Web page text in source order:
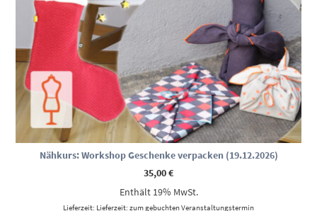
Nähkurs: Workshop Geschenke verpacken (19.12.2026)
35,00€
Enthält 19% MwSt.
Lieferzeit: Lieferzeit: zum gebuchten Veranstaltungstermin